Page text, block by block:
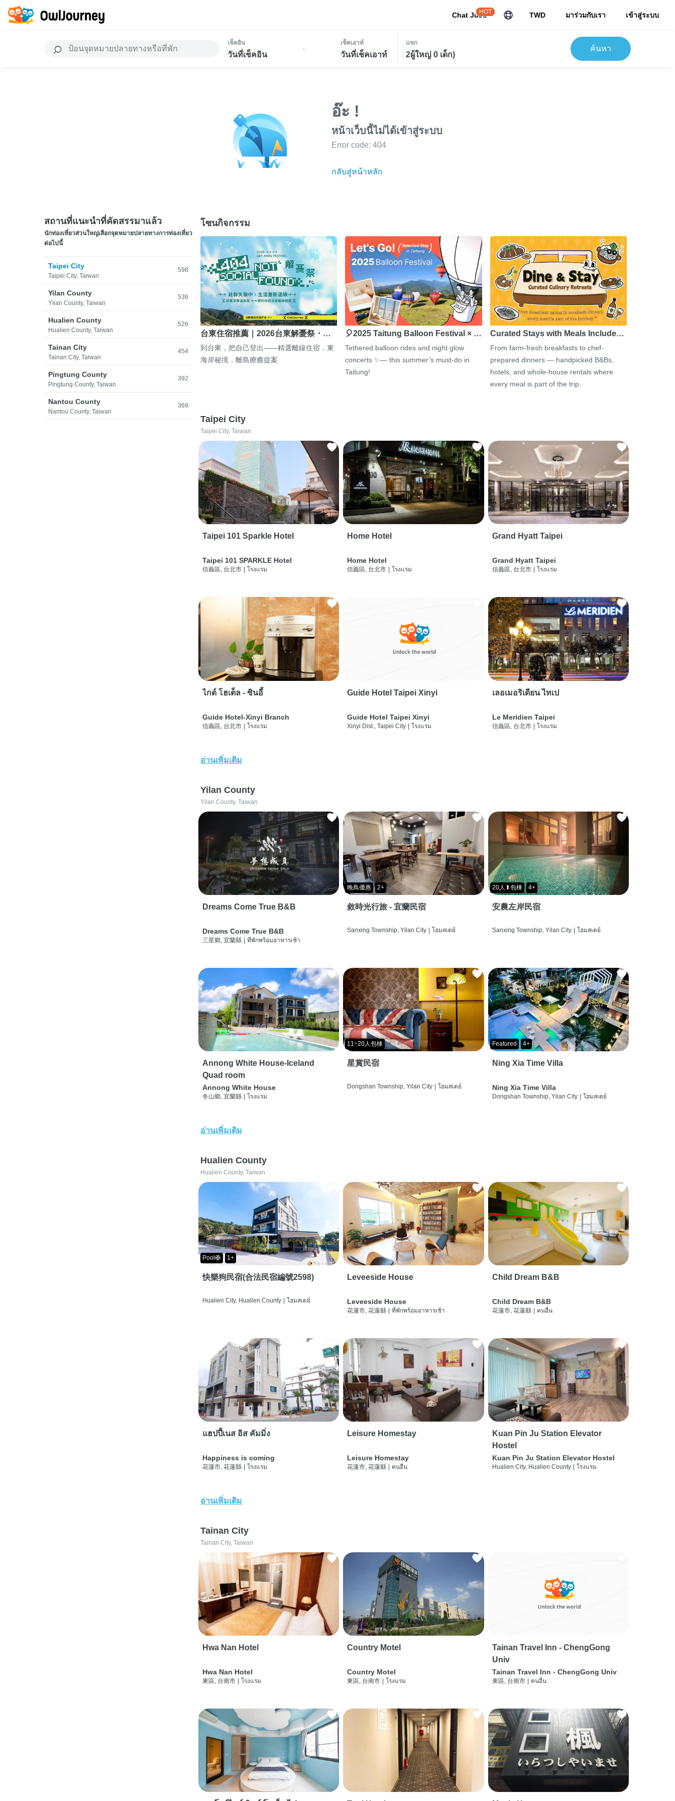
Chat JuJu
HOT TWD มาร่วมกับเรา เข้าสู่ระบบ
เช็คอิน
วันที่เช็คอิน
-
เช็คเอาท์
วันที่เช็คเอาท์
แขก
2ผู้ใหญ่ 0 เด็ก)
ค้นหา
อ๊ะ !
หน้าเว็บนี้ไม่ได้เข้าสู่ระบบ
Error code: 404
กลับสู่หน้าหลัก
สถานที่แนะนำที่คัดสรรมาแล้ว
นักท่องเที่ยวส่วนใหญ่เลือกจุดหมายปลายทางการท่องเที่ยว
ต่อไปนี้
Taipei City
Taipei City, Taiwan
598
Yilan County
Yilan County, Taiwan
536
Hualien County
Hualien County, Taiwan
526
Tainan City
Tainan City, Taiwan
454
Pingtung County
Pingtung County, Taiwan
392
Nantou County
Nantou County, Taiwan
369
โซนกิจกรรม
台東住宿推薦｜2026台東解憂祭・…
到台東，把自己登出——精選離線住宿．東
海岸秘境．離島療癒提案
🎈2025 Taitung Balloon Festival × …
Tethered balloon rides and night glow
concerts ✨— this summer’s must-do in
Taitung!
Curated Stays with Meals Include…
From farm-fresh breakfasts to chef-
prepared dinners — handpicked B&Bs,
hotels, and whole-house rentals where
every meal is part of the trip.
Taipei City
Taipei City, Taiwan
Taipei 101 Sparkle Hotel
Taipei 101 SPARKLE Hotel
信義區, 台北市 โรงแรม
Home Hotel
Home Hotel
信義區, 台北市 โรงแรม
Grand Hyatt Taipei
Grand Hyatt Taipei
信義區, 台北市 โรงแรม
ไกด์ โฮเต็ล - ซินอี้
Guide Hotel-Xinyi Branch
信義區, 台北市 | โรงแรม
Guide Hotel Taipei Xinyi
Guide Hotel Taipei Xinyi
Xinyi Dist., Taipei City | โรงแรม
เลอเมอริเดียน ไทเป
Le Meridien Taipei
信義區, 台北市 | โรงแรม
อ่านเพิ่มเติม
Yilan County
Yilan County, Taiwan
Dreams Come True B&B
Dreams Come True B&B
三星鄉, 宜蘭縣 | ที่พักพร้อมอาหารเช้า
晚鳥優惠 2+
敘時光行旅 - 宜蘭民宿
Sanxing Township, Yilan City | โฮมสเตย์
20人⬆包棟 4+
安農左岸民宿
Sanxing Township, Yilan City | โฮมสเตย์
Annong White House-Iceland
Quad room
Annong White House
冬山鄉, 宜蘭縣 | โรงแรม
11~20人包棟
星賞民宿
Dongshan Township, Yilan City | โฮมสเตย์
Featured 4+
Ning Xia Time Villa
Ning Xia Time Villa
Dongshan Township, Yilan City | โฮมสเตย์
อ่านเพิ่มเติม
Hualien County
Hualien County, Taiwan
Pool🛟 1+
快樂狗民宿(合法民宿編號2598)
Hualien City, Hualien County | โฮมสเตย์
Leveeside House
Leveeside House
花蓮市, 花蓮縣 | ที่พักพร้อมอาหารเช้า
Child Dream B&B
Child Dream B&B
花蓮市, 花蓮縣 | คนอื่น
แฮปปี้เนส อิส คัมมิ่ง
Happiness is coming
花蓮市, 花蓮縣 โรงแรม
Leisure Homestay
Leisure Homestay
花蓮市, 花蓮縣 คนอื่น
Kuan Pin Ju Station Elevator
Hostel
Kuan Pin Ju Station Elevator Hostel
Hualien City, Hualien County โรงแรม
อ่านเพิ่มเติม
Tainan City
Tainan City, Taiwan
Hwa Nan Hotel
Hwa Nan Hotel
東區, 台南市 โรงแรม
Country Motel
Country Motel
東區, 台南市 โรงแรม
Tainan Travel Inn - ChengGong
Univ
Tainan Travel Inn - ChengGong Univ
東區, 台南市 คนอื่น